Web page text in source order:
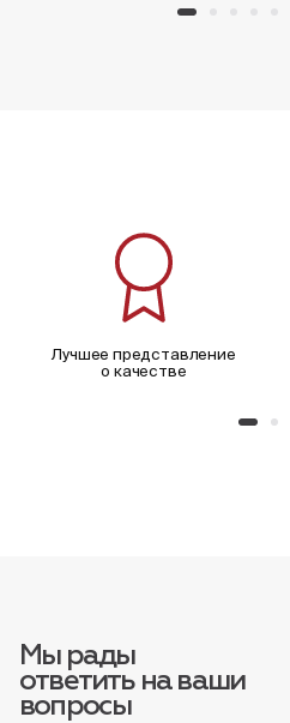
Лучшее представление
о качестве
Мы рады
ответить на ваши
вопросы